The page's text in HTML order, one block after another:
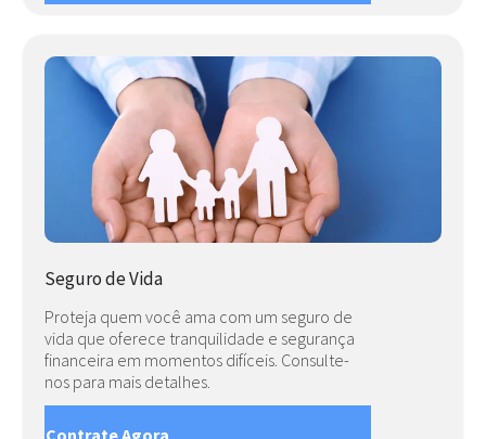
Seguro de Vida
Proteja quem você ama com um seguro de
vida que oferece tranquilidade e segurança
financeira em momentos difíceis. Consulte-
nos para mais detalhes.
Contrate Agora